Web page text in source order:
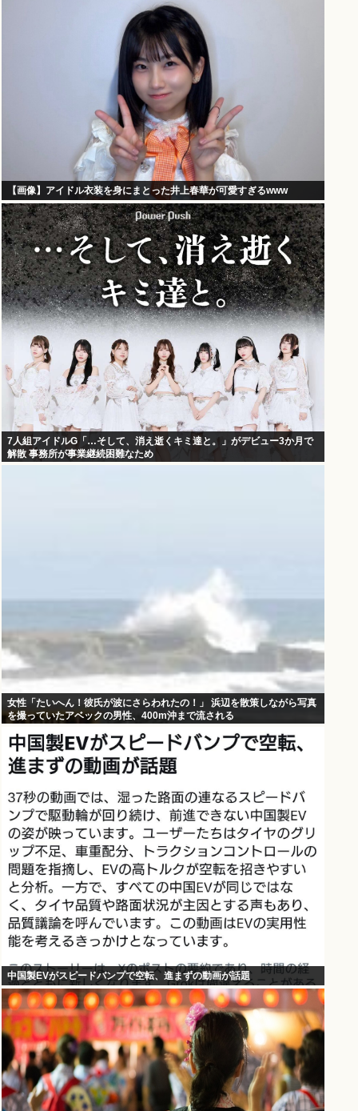
【画像】アイドル衣装を身にまとった井上春華が可愛すぎるwww
7人組アイドルG「…そして、消え逝くキミ達と。」がデビュー3か月で
解散 事務所が事業継続困難なため
女性「たいへん！彼氏が波にさらわれたの！」 浜辺を散策しながら写真
を撮っていたアベックの男性、400m沖まで流される
中国製EVがスピードバンプで空転、進まずの動画が話題